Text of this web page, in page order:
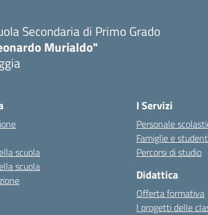
Secondaria di Primo Grado
Murialdo"
scuola
scuola
I Servizi
Personale
Famiglie e
Percorsi di studio
Didattica
Offerta formativa
I progetti delle